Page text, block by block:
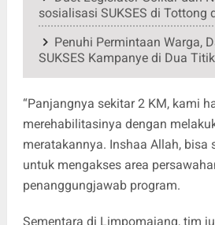
sosialisasi SUKSES di Tottong
Penuhi Permintaan Warga,
SUKSES Kampanye di Dua
“Panjangnya sekitar 2 KM, kami
merehabilitasinya dengan
meratakannya. Inshaa Allah, bisa
untuk mengakses area
penanggungjawab program.
Sementara di Limpomajang, tim